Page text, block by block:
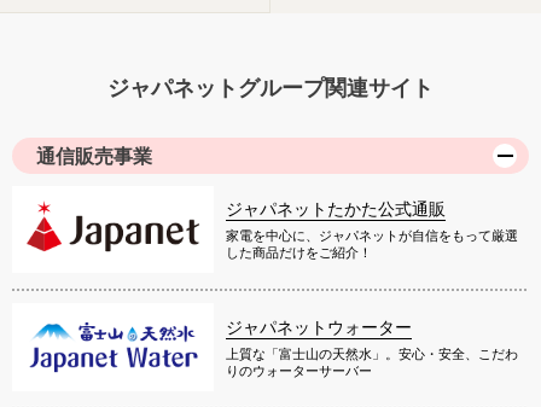
ジャパネットグループ関連サイト
通信販売事業
ジャパネットたかた公式通販
家電を中心に、ジャパネットが自信をもって厳選
した商品だけをご紹介！
ジャパネットウォーター
上質な「富士山の天然水」。安心・安全、こだわ
りのウォーターサーバー